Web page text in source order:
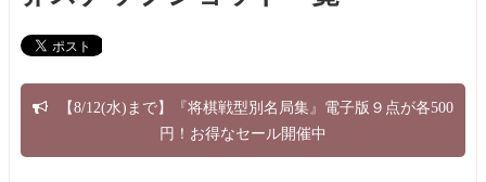
【8/12(水)まで】『将棋戦型別名局集』電子版９点が各500
円！お得なセール開催中